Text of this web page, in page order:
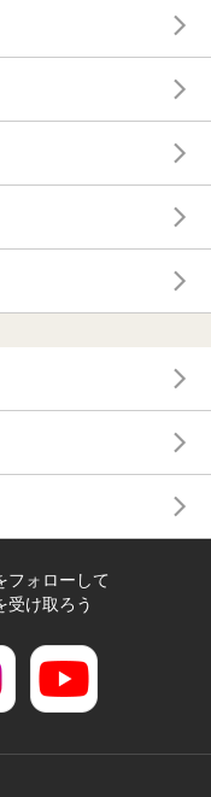
フォローして
受け取ろう